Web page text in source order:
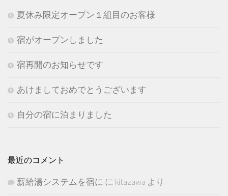
夏休み限定オープン１組目のお客様
宿がオープンしました
宿再開のお知らせです
あけましておめでとうございます
自分の宿に泊まりました
最近のコメント
薪給湯システムを宿に に kitazawa より